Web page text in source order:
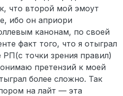
что второй мой эмоут
ибо он априори
канонам, по своей
факт того, что я отыграл
точки зрения правил)
претензий к моей
более сложно. Так
на лайт — эта